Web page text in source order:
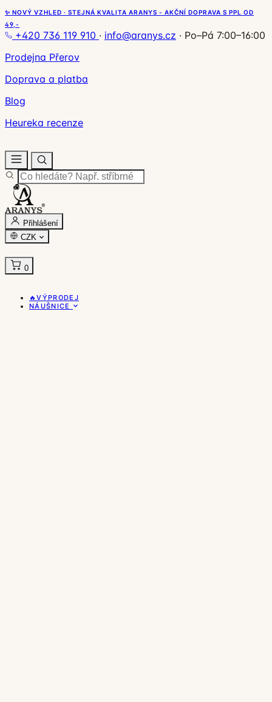
✨ NOVÝ VZHLED · STEJNÁ KVALITA ARANYS - AKČNÍ DOPRAVA S PPL OD
49,-
+420 736 119 910 · info@aranys.cz · Po–Pá 7:00–16:00
Prodejna Přerov
Doprava a platba
Blog
Heureka recenze
Přihlášení
CZK
0
🔥VÝPRODEJ
NÁUŠNICE